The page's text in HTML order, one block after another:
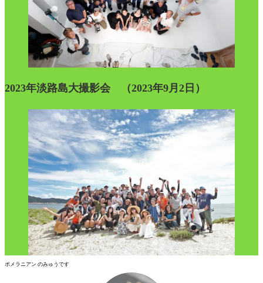
2023年淡路島大撮影会 （2023年9月2日）
ポメラニアン のみゅうです